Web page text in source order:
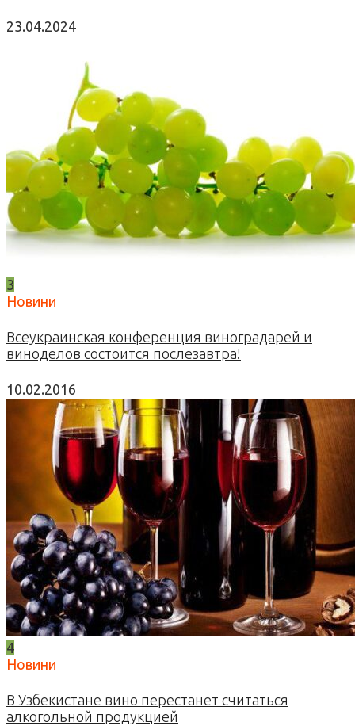
23.04.2024
3
Новини
Всеукраинская конференция виноградарей и
виноделов состоится послезавтра!
10.02.2016
4
Новини
В Узбекистане вино перестанет считаться
алкогольной продукцией